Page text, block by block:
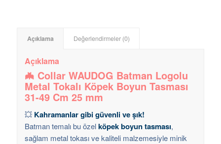
Açıklama Değerlendirmeler (0)
Açıklama
🦇 Collar WAUDOG Batman Logolu
Metal Tokalı Köpek Boyun Tasması
31-49 Cm 25 mm
💥 Kahramanlar gibi güvenli ve şık!
Batman temalı bu özelköpek boyun tasması,
sağlam metal tokası ve kaliteli malzemesiyle minik